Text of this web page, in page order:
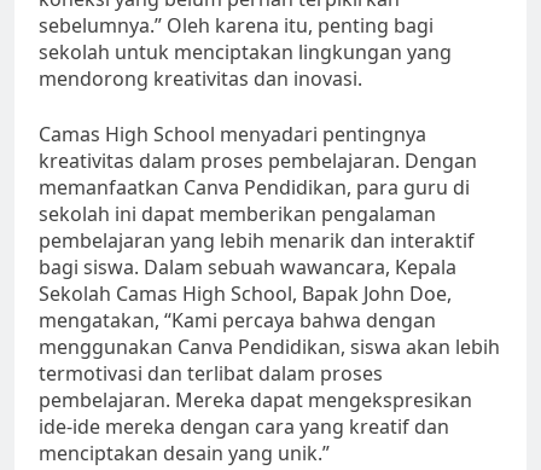
sebelumnya.” Oleh karena itu, penting bagi
sekolah untuk menciptakan lingkungan yang
mendorong kreativitas dan inovasi.
Camas High School menyadari pentingnya
kreativitas dalam proses pembelajaran. Dengan
memanfaatkan Canva Pendidikan, para guru di
sekolah ini dapat memberikan pengalaman
pembelajaran yang lebih menarik dan interaktif
bagi siswa. Dalam sebuah wawancara, Kepala
Sekolah Camas High School, Bapak John Doe,
mengatakan, “Kami percaya bahwa dengan
menggunakan Canva Pendidikan, siswa akan lebih
termotivasi dan terlibat dalam proses
pembelajaran. Mereka dapat mengekspresikan
ide-ide mereka dengan cara yang kreatif dan
menciptakan desain yang unik.”